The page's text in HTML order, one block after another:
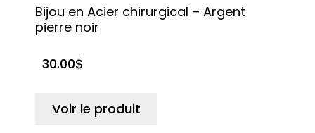
Bijou en Acier chirurgical – Argent
pierre noir
30.00$
Voir le produit